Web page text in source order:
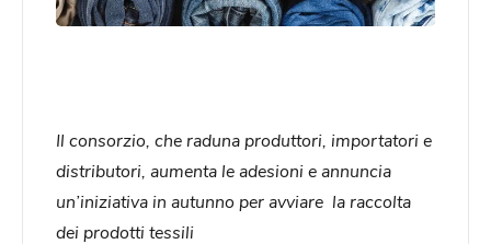
Il consorzio, che raduna produttori, importatori e
distributori, aumenta le adesioni e annuncia
un’iniziativa in autunno per avviare la raccolta
dei prodotti tessili